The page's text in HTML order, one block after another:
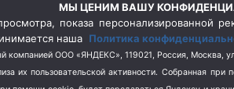
(76)
Цены (2)
Школа и спорт (2)
Экология (8)
МЫ ЦЕНИМ ВАШУ
показа персонализированной
наша Политика
компанией ООО «ЯНДЕКС», 119021, Россия,
их пользовательской активности. Собранная при